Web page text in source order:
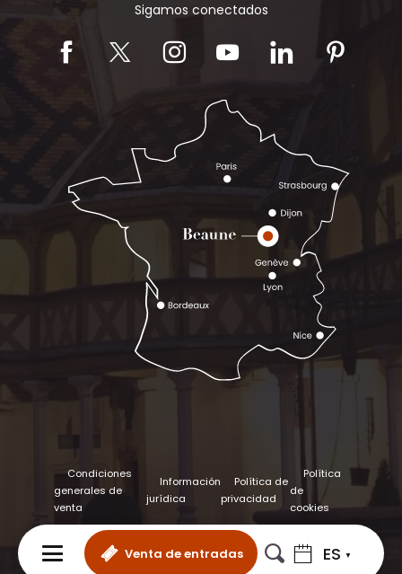
MENÚ Venta de entradas ES
Sigamos conectados
Condiciones
generales de
venta
Información
jurídica
Política de
privacidad
Política
de
cookies